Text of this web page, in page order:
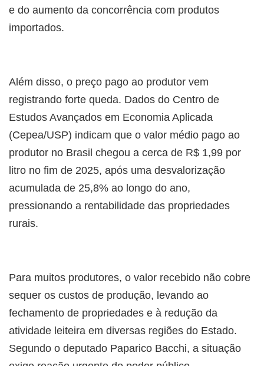
e do aumento da concorrência com produtos
importados.
Além disso, o preço pago ao produtor vem
registrando forte queda. Dados do Centro de
Estudos Avançados em Economia Aplicada
(Cepea/USP) indicam que o valor médio pago ao
produtor no Brasil chegou a cerca de R$ 1,99 por
litro no fim de 2025, após uma desvalorização
acumulada de 25,8% ao longo do ano,
pressionando a rentabilidade das propriedades
rurais.
Para muitos produtores, o valor recebido não cobre
sequer os custos de produção, levando ao
fechamento de propriedades e à redução da
atividade leiteira em diversas regiões do Estado.
Segundo o deputado Paparico Bacchi, a situação